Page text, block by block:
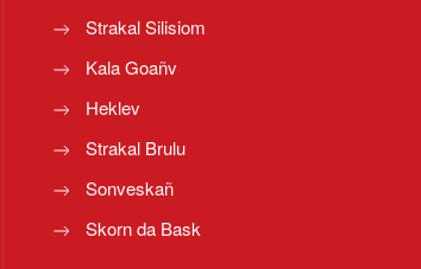
Strakal Silisiom
Kala Goañv
Heklev
Strakal Brulu
Sonveskañ
Skorn da Bask